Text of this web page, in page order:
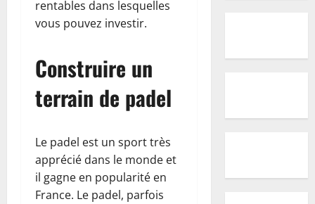
rentables dans lesquelles
vous pouvez investir.
Construire un
terrain de padel
Le padel est un sport très
apprécié dans le monde et
il gagne en popularité en
France. Le padel, parfois